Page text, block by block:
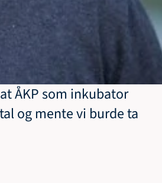
ÅKP som inkubator
og mente vi burde ta